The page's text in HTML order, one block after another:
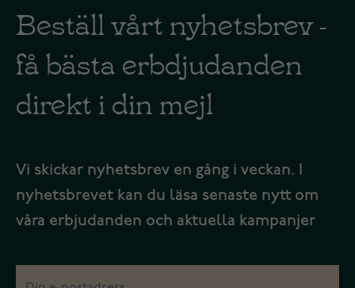
Beställ vårt nyhetsbrev -
få bästa erbdjudanden
direkt i din mejl
Vi skickar nyhetsbrev en gång i veckan. I
nyhetsbrevet kan du läsa senaste nytt om
våra erbjudanden och aktuella kampanjer